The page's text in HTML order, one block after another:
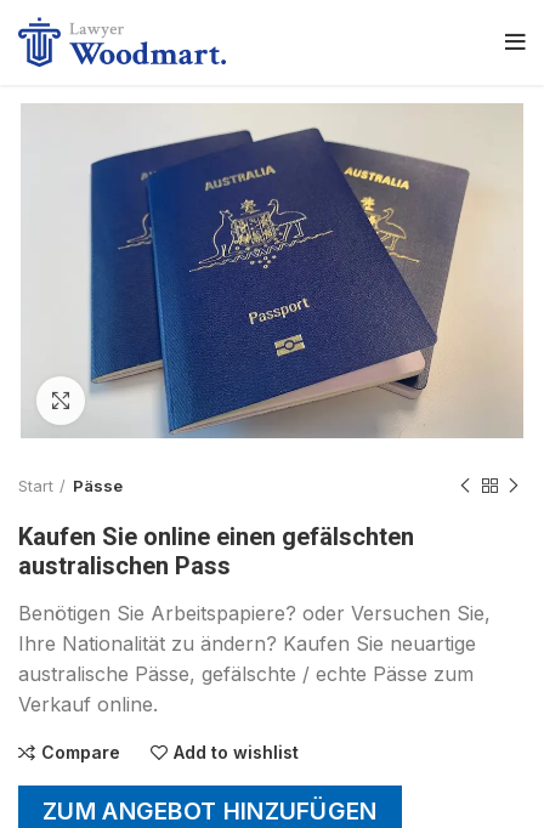
Click to enlarge
Start Pässe
Kaufen Sie online einen gefälschten
australischen Pass
Benötigen Sie Arbeitspapiere? oder Versuchen Sie,
Ihre Nationalität zu ändern? Kaufen Sie neuartige
australische Pässe, gefälschte / echte Pässe zum
Verkauf online.
Compare Add to wishlist
ZUM ANGEBOT HINZUFÜGEN